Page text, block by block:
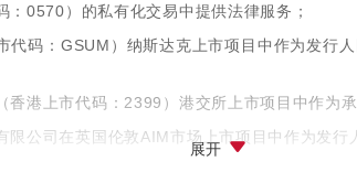
FM等项目；
：0570）的私有化交易中提供法律服务；
代码：GSUM）纳斯达克上市项目中作为发行
香港上市代码：2399）港交所上市项目中作为
限公司在英国伦敦AIM市场上市项目中作为发行
展开